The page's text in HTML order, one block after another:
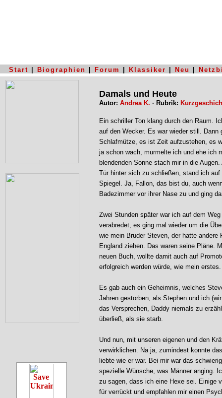
Start Biographien Forum Klassiker Neu
Damals und Heute
Autor: Andrea K. · Rubrik:
Ein schriller Ton klang durch den Raum.
auf den Wecker. Es war wieder still.
Schlafmütze, es ist Zeit aufzustehen, es
ja schon wach, murmelte ich und ehe ich
blendenden Sonne stach mir in die
Tür hinter sich zu schließen, stand ich
Spiegel. Ja, Fallon, das bist du, auch
Badezimmer vor ihrer Nase zu und ging
Zwei Stunden später war ich auf dem
verabredet, es ging mal wieder um die
wie mein Bruder Steven, der hatte
England ziehen. Das waren seine Pläne.
neuen Buch, wollte damit auch auf
erfolgreich werden würde, wie mein erstes.
Es gab auch ein Geheimnis, welches
Jahren gestorben, als Stephen und ich
das Versprechen, Daddy niemals zu
überließ, als sie starb.
Und nun, mit unseren eigenen und den
verwirklichen. Na ja, zumindest konnte
liebte wie er war. Bei mir war das
spezielle Wünsche, was Männer anging.
zu sagen, dass ich eine Hexe sei. Einige
für verrückt und empfahlen mir einen